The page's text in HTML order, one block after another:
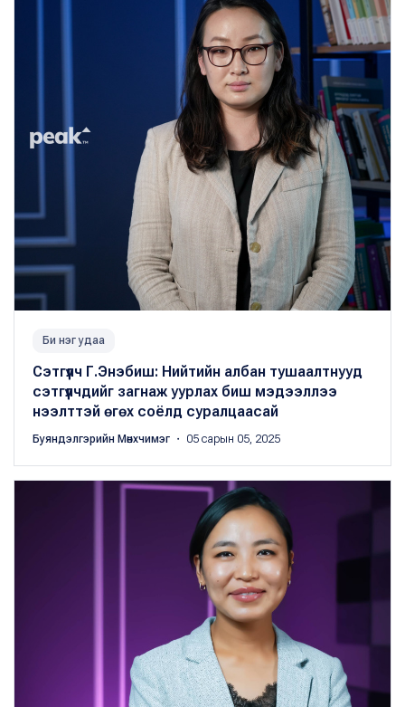
Би нэг удаа
Сэтгүүлч Г.Энэбиш: Нийтийн албан тушаалтнууд
сэтгүүлчдийг загнаж уурлах биш мэдээллээ
нээлттэй өгөх соёлд суралцаасай
Буяндэлгэрийн Мөнхчимэг ・ 05 сарын 05, 2025